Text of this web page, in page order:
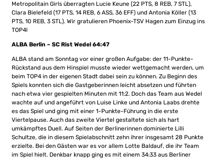
Metropolitain Girls überragten Lucie Keune (22 PTS, 8 REB, 7 STL),
Clara Bielefeld (17 PTS, 14 REB, 6 ASS, 36 EFF) und Antonia Köller (13
PTS, 10 REB, 3 STL). Wir gratulieren Phoenix-TSV Hagen zum Einzug ins
TOP4!
ALBA Berlin – SC Rist Wedel 64:47
ALBA stand am Sonntag vor einer großen Aufgabe: der 11-Punkte-
Rückstand aus dem Hinspiel musste wieder wettgemacht werden, um
beim TOP4 in der eigenen Stadt dabei sein zu können. Zu Beginn des
Spiels konnten sich die Gastgeberinnen leicht absetzen und führten
nach etwa vier gespielten Minuten mit 11:2. Doch das Team aus Wedel
wachte auf und angeführt von Luise Linke und Antonia Laabs drehte
es das Spiel und ging mit einer 1-Punkte-Führung in die erste
Viertelpause. Auch das zweite Viertel gestaltete sich als hart
umkämpftes Duell. Auf Seiten der Berlinerinnen dominierte Lilli
Schultze, die in diesem Spielabschnitt zehn ihrer insgesamt 28 Punkte
erzielte. Bei den Gästen war es vor allem Lotte Baldauf, die ihr Team
im Spiel hielt. Denkbar knapp ging es mit einem 34:33 aus Berliner